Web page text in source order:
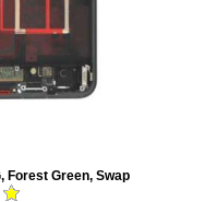
Forest Green, Swap